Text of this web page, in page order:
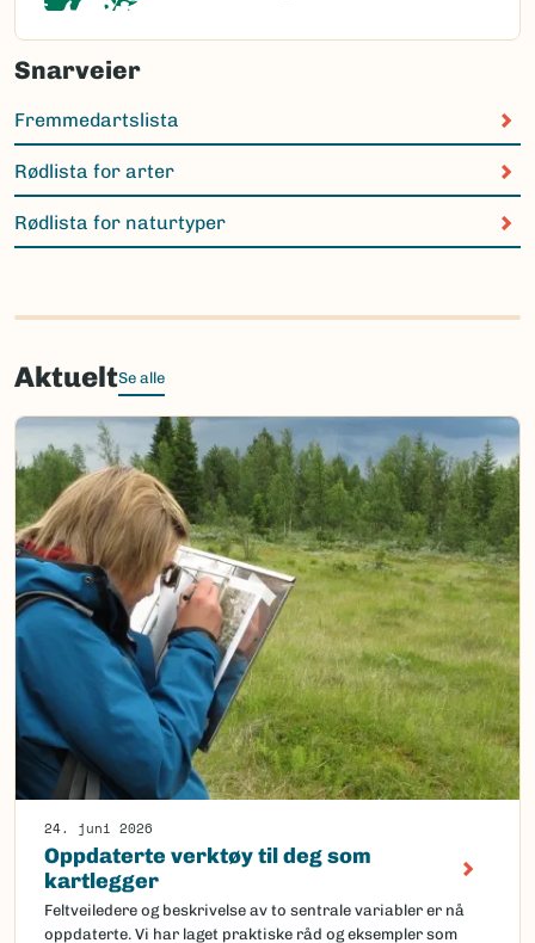
Snarveier
Fremmedartslista
Rødlista for arter
Rødlista for naturtyper
AktueltSe alle
24. juni 2026
Oppdaterte verktøy til deg som
kartlegger
Feltveiledere og beskrivelse av to sentrale variabler er nå
oppdaterte. Vi har laget praktiske råd og eksempler som